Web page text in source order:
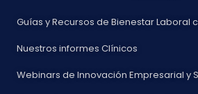
Guías y Recursos de Bienestar Laboral
Nuestros informes Clínicos
Webinars de Innovación Empresarial y